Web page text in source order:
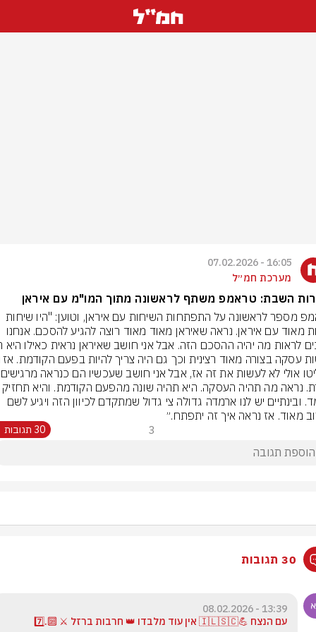
16:05 - 07.02.2026
מערכת חמ״ל
השבת: טראמפ משתף לראשונה מתוך המו"מ עם איראן
טראמפ מספר לראשונה על התפתחות השיחות עם איראן, וטוען: "היו שיחות
מאוד. אז נראה איך זה יתפתח.״
3 30 תגובות
30 תגובות
13:39 - 08.02.2026
עם הנצח 💪🇮🇱🇸🇨 אין עוד מלבדו 👑 חרבות ברזל ⚔️ 🔟.7️⃣